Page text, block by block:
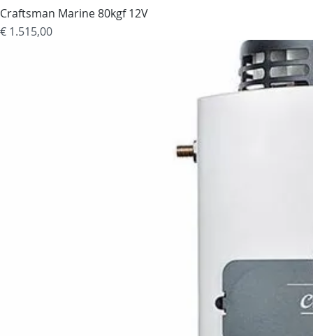
Craftsman Marine 80kgf 12V
Prijs
€ 1.515,00